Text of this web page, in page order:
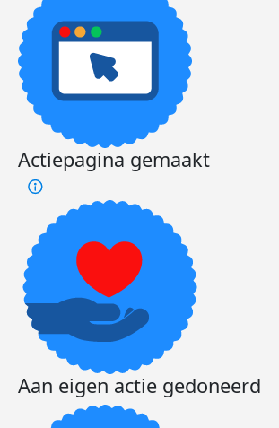
Actiepagina gemaakt
Aan eigen actie gedoneerd